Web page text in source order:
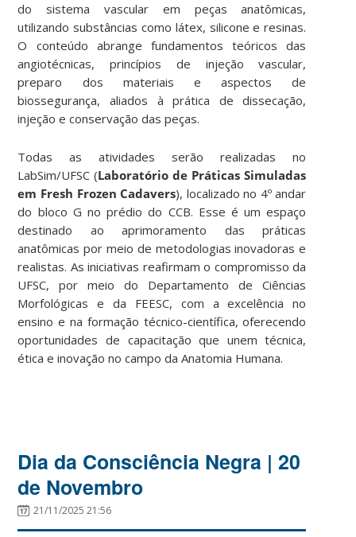
do sistema vascular em peças anatômicas,
utilizando substâncias como látex, silicone e resinas.
O conteúdo abrange fundamentos teóricos das
angiotécnicas, princípios de injeção vascular,
preparo dos materiais e aspectos de
biossegurança, aliados à prática de dissecação,
injeção e conservação das peças.
Todas as atividades serão realizadas no
LabSim/UFSC (Laboratório de Práticas Simuladas
em Fresh Frozen Cadavers), localizado no 4º andar
do bloco G no prédio do CCB. Esse é um espaço
destinado ao aprimoramento das práticas
anatômicas por meio de metodologias inovadoras e
realistas. As iniciativas reafirmam o compromisso da
UFSC, por meio do Departamento de Ciências
Morfológicas e da FEESC, com a excelência no
ensino e na formação técnico-científica, oferecendo
oportunidades de capacitação que unem técnica,
ética e inovação no campo da Anatomia Humana.
Dia da Consciência Negra | 20
de Novembro
21/11/2025 21:56